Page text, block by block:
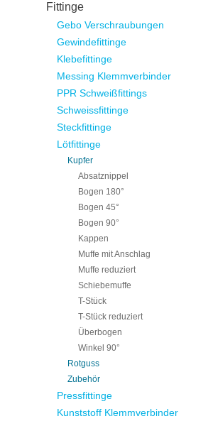
Fittinge
Gebo Verschraubungen
Gewindefittinge
Klebefittinge
Messing Klemmverbinder
PPR Schweißfittings
Schweissfittinge
Steckfittinge
Lötfittinge
Kupfer
Absatznippel
Bogen 180°
Bogen 45°
Bogen 90°
Kappen
Muffe mit Anschlag
Muffe reduziert
Schiebemuffe
T-Stück
T-Stück reduziert
Überbogen
Winkel 90°
Rotguss
Zubehör
Pressfittinge
Kunststoff Klemmverbinder